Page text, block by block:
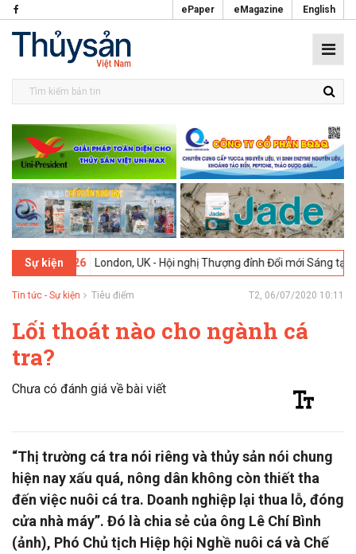
ePaper eMagazine English
Sự kiện
2026 London, UK - Hội nghị Thượng đỉnh Đổi mới Sáng tạo trong
Tin tức - Sự kiện Tiêu điểm T2, 06/07/2020 10:11
Lối thoát nào cho ngành cá
tra?
Chưa có đánh giá về bài viết
“Thị trường cá tra nói riêng và thủy sản nói chung
hiện nay xấu quá, nông dân không còn thiết tha
đến việc nuôi cá tra. Doanh nghiệp lại thua lỗ, đóng
cửa nhà máy”. Đó là chia sẻ của ông Lê Chí Bình
(ảnh), Phó Chủ tịch Hiệp hội Nghề nuôi cá và Chế